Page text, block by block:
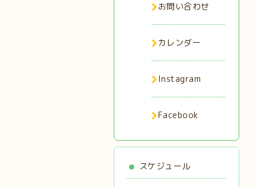
お問い合わせ
カレンダー
Instagram
Facebook
スケジュール